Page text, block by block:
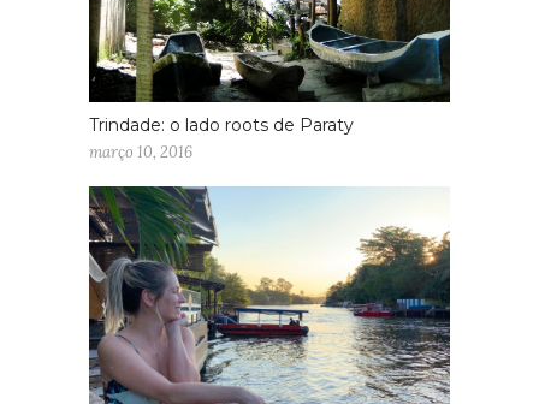
Trindade: o lado roots de Paraty
março 10, 2016